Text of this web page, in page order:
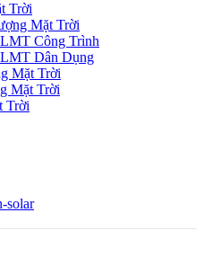
Trời
Mặt Trời
Công Trình
Dân Dụng
Mặt Trời
Mặt Trời
Trời